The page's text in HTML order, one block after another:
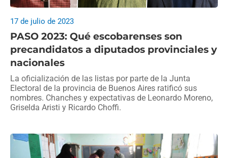
PASO 2023: Qué escobarenses son
precandidatos a diputados provinciales y
nacionales
17 de julio de 2023
La oficialización de las listas por parte de la Junta
Electoral de la provincia de Buenos Aires ratificó sus
nombres. Chanches y expectativas de Leonardo Moreno,
Griselda Aristi y Ricardo Choffi.